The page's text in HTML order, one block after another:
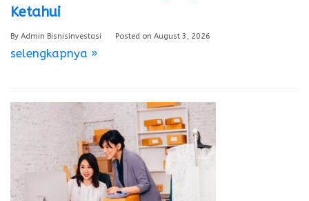
Ketahui
By Admin Bisnisinvestasi Posted on August 3, 2026
selengkapnya »